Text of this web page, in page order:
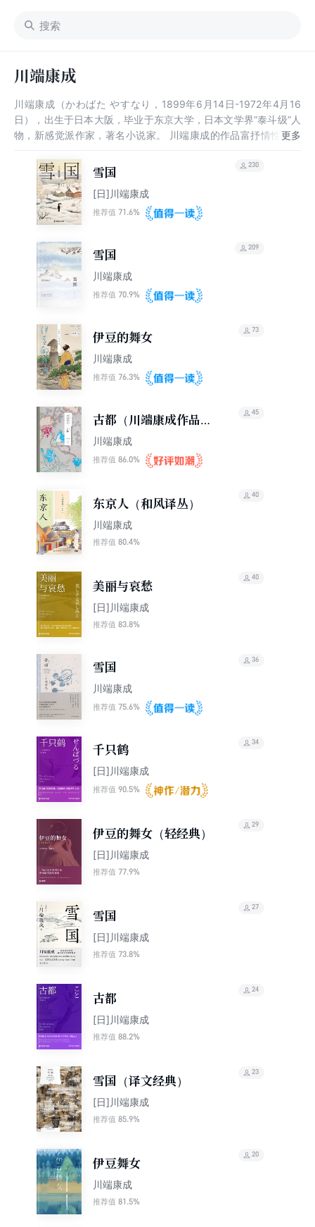
川端康成
川端康成（かわばた やすなり，1899年6月14日-1972年4月16
日），出生于日本大阪，毕业于东京大学，日本文学界“泰斗级”人
物，新感觉派作家，著名小说家。 川端康成的作品富抒情性，追
豆舞女》而成名，后以《雪国》《古都》《千只鹤》获得诺贝尔文
学奖（是第三位获得诺贝尔文学奖的亚洲人）。1972年4月16日川
端康成口含煤气管自杀离世。
雪国
[日]川端康成
推荐值 71.6%
230
雪国
川端康成
推荐值 70.9%
209
伊豆的舞女
川端康成
推荐值 76.3%
73
古都（川端康成作品系
列）
川端康成
推荐值 86.0%
45
东京人（和风译丛）
川端康成
推荐值 80.4%
40
美丽与哀愁
[日]川端康成
推荐值 83.8%
40
雪国
川端康成
推荐值 75.6%
36
千只鹤
[日]川端康成
推荐值 90.5%
34
伊豆的舞女（轻经典）
[日]川端康成
推荐值 77.9%
29
雪国
[日]川端康成
推荐值 73.8%
27
古都
[日]川端康成
推荐值 88.2%
24
雪国（译文经典）
[日]川端康成
推荐值 85.9%
23
伊豆舞女
川端康成
推荐值 81.5%
20